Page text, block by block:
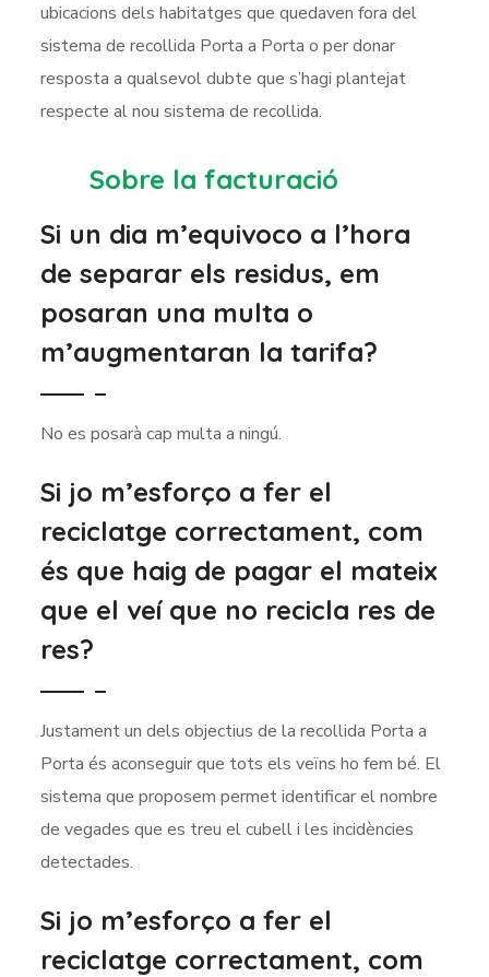
ubicacions dels habitatges que quedaven fora del
sistema de recollida Porta a Porta o per donar
resposta a qualsevol dubte que s’hagi plantejat
respecte al nou sistema de recollida.
Sobre la facturació
Si un dia m’equivoco a l’hora
de separar els residus, em
posaran una multa o
m’augmentaran la tarifa?
No es posarà cap multa a ningú.
Si jo m’esforço a fer el
reciclatge correctament, com
és que haig de pagar el mateix
que el veí que no recicla res de
res?
Justament un dels objectius de la recollida Porta a
Porta és aconseguir que tots els veïns ho fem bé. El
sistema que proposem permet identificar el nombre
de vegades que es treu el cubell i les incidències
detectades.
Si jo m’esforço a fer el
reciclatge correctament, com